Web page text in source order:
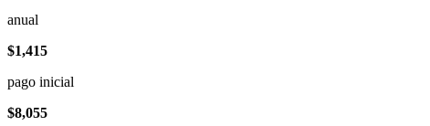
anual
$1,415
pago inicial
$8,055